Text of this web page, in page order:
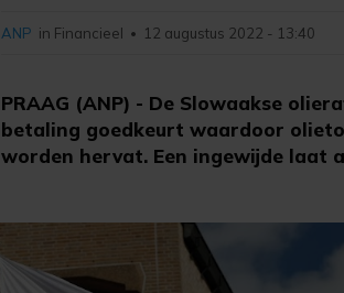
PRAAG (ANP) - De Slowaakse
betaling goedkeurt waardoor
worden hervat. Een ingewijde laat
ANP in Financieel • 12 augustus 2022 - 13:40